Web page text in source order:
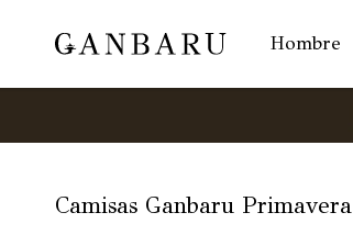
Hombre
Camisas Ganbaru Primavera